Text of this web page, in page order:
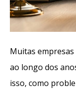
Muitas
ao longo dos
isso, como